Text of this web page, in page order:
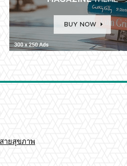
ายสุขภาพ